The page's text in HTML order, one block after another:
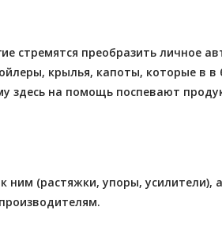
преобразить личное
крылья, капоты, которые
здесь на помощь поспевают
(растяжки, упоры, усилители),